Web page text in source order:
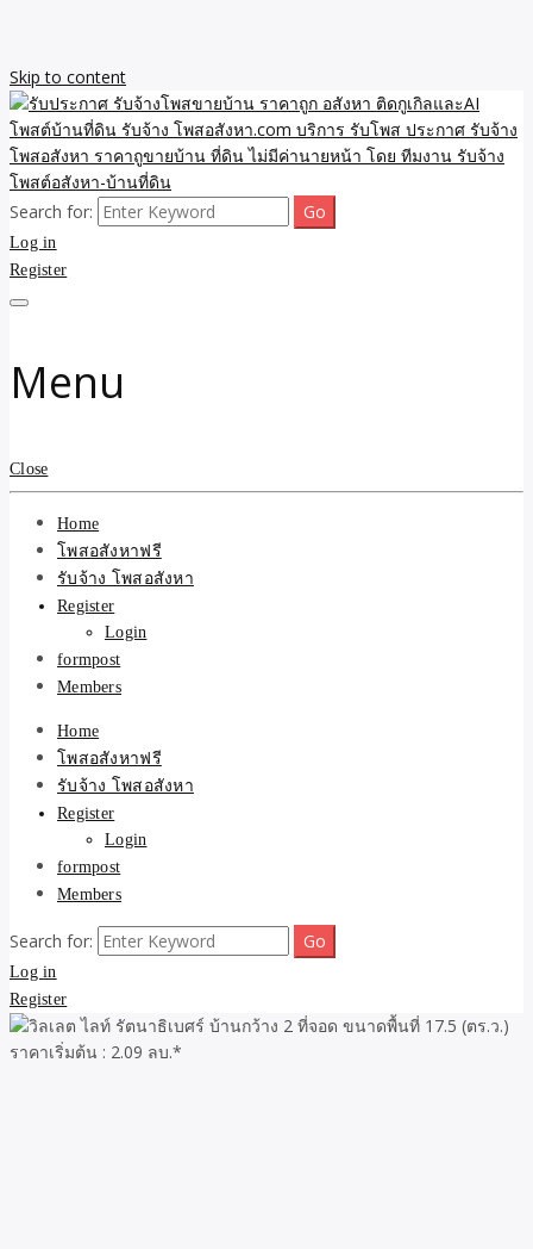
Skip to content
รับประกาศ รับจ้างโพสขาย
บ้าน ราคาถูก อสังหา ติดกู
รับจ้าง โพสอสังหา.com
บริการ รับโพส ประกาศ
รับจ้างโพสอสังหา ราคาถู
ขายบ้าน ที่ดิน ไม่มีค่านาย
หน้า โดย ทีมงาน รับจ้าง
โพสต์อสังหา-บ้านที่ดิน
รับจ้างโพสขายบ้าน ราคาถูก ประกาศ ขายอสังหา โฆษณา ไม่มีค่านาย
หน้า โพสอสังหา รับจ้างโพสขายบ้านบริการ รับจ้างโพสอสังหา ราคาถูก
ขายบ้าน ขายที่ดิน เว็บประกาศ โพส โฆษณา ลงประกาศฟรี
Search for:
Log in
Register
Menu
Close
Home
โพสอสังหาฟรี
รับจ้าง โพสอสังหา
Register
Login
formpost
Members
Home
โพสอสังหาฟรี
รับจ้าง โพสอสังหา
Register
Login
formpost
Members
Search for:
Log in
Register